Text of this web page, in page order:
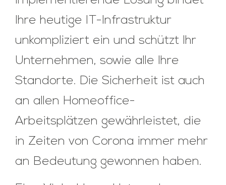
Ihre heutige IT-Infrastruktur
unkompliziert ein und schützt Ihr
Unternehmen, sowie alle Ihre
Standorte. Die Sicherheit ist auch
an allen Homeoffice-
Arbeitsplätzen gewährleistet, die
in Zeiten von Corona immer mehr
an Bedeutung gewonnen haben.